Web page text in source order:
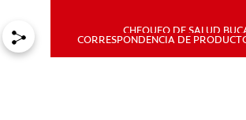
CHEQUEO DE SALUD
CORRESPONDENCIA DE